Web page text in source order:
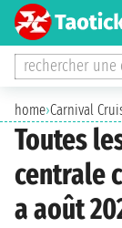
rechercher une
home›Carnival
Toutes
centrale
a août